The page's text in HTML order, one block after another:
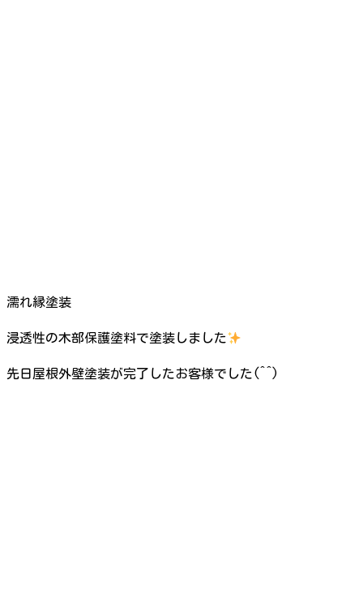
濡れ縁塗装
浸透性の木部保護塗料で塗装しました
先日屋根外壁塗装が完了したお客様でした(^^)